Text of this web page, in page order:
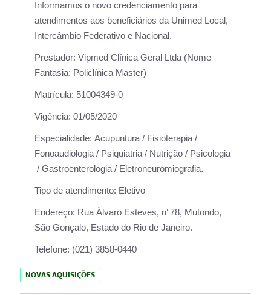
Informamos o novo credenciamento para
atendimentos aos beneficiários da Unimed Local,
Intercâmbio Federativo e Nacional.
Prestador: Vipmed Clínica Geral Ltda (Nome
Fantasia: Policlínica Master)
Matrícula: 51004349-0
Vigência: 01/05/2020
Especialidade: Acupuntura / Fisioterapia /
Fonoaudiologia / Psiquiatria / Nutrição / Psicologia
/ Gastroenterologia / Eletroneuromiografia.
Tipo de atendimento: Eletivo
Endereço: Rua Àlvaro Esteves, n°78, Mutondo,
São Gonçalo, Estado do Rio de Janeiro.
Telefone: (021) 3858-0440
NOVAS AQUISIÇÕES